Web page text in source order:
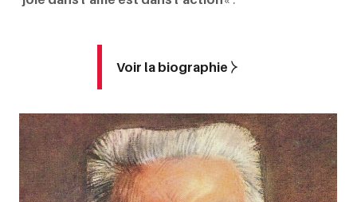
Voir la biographie